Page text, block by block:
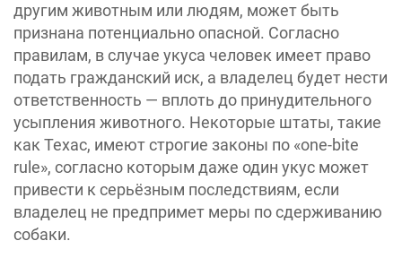
другим животным или людям, может быть
признана потенциально опасной. Согласно
правилам, в случае укуса человек имеет право
подать гражданский иск, а владелец будет нести
ответственность — вплоть до принудительного
усыпления животного. Некоторые штаты, такие
как Техас, имеют строгие законы по «‎one-bite
rule», согласно которым даже один укус может
привести к серьёзным последствиям, если
владелец не предпримет меры по сдерживанию
собаки.